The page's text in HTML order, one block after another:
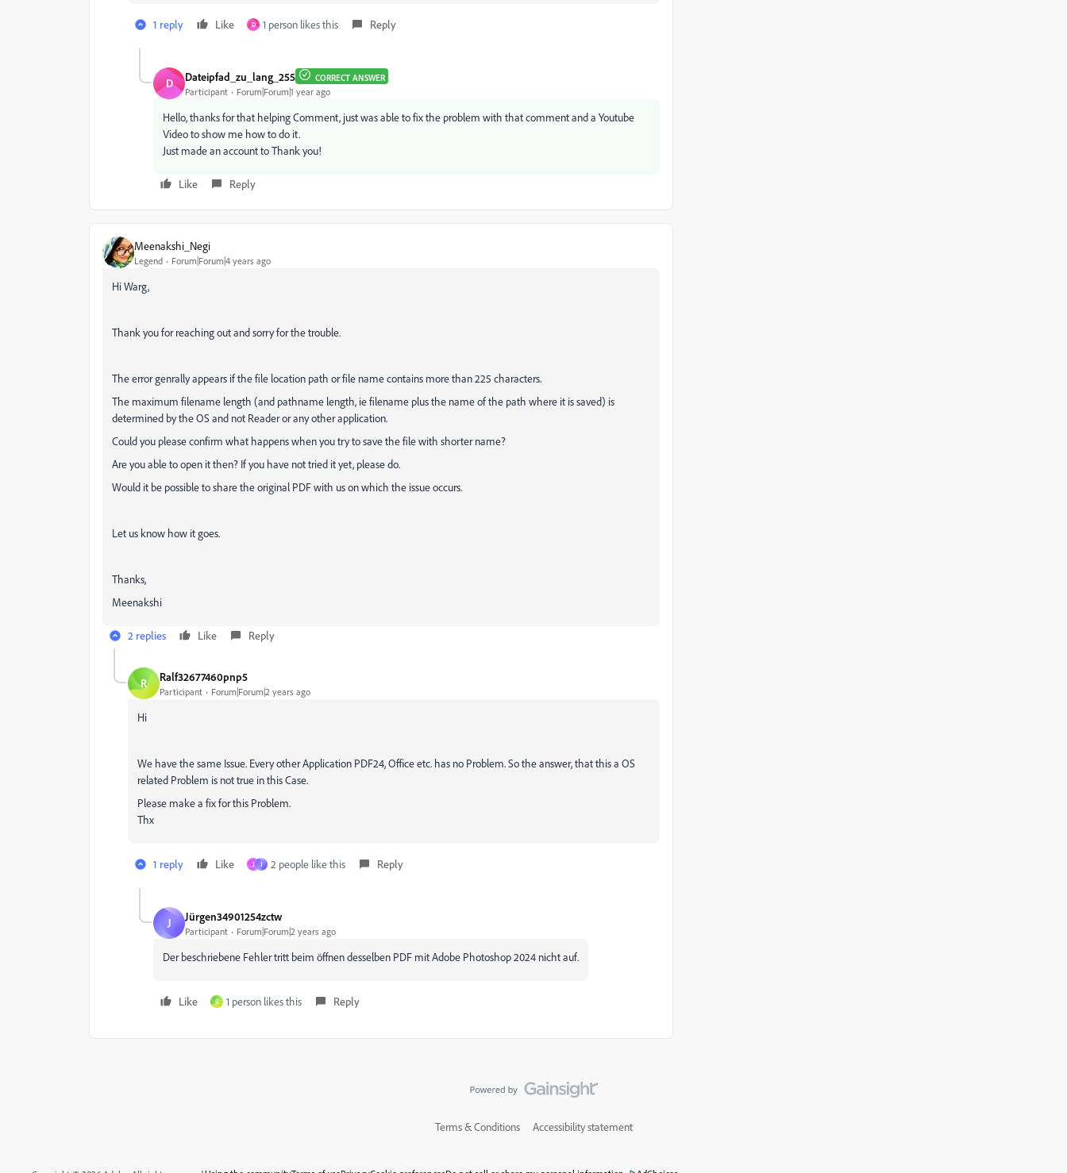
1 reply Like D 1 person likes this Reply
D Dateipfad_zu_lang_255 CORRECT ANSWER
Participant Forum|Forum|1 year ago
Hello, thanks for that helping Comment, just was able to fix the problem with that comment and a Youtube
Video to show me how to do it.
Just made an account to Thank you!
Like Reply
Meenakshi_Negi
Legend Forum|Forum|4 years ago
Hi Warg,
Thank you for reaching out and sorry for the trouble.
The error genrally appears if the file location path or file name contains more than 225 characters.
The maximum filename length (and pathname length, ie filename plus the name of the path where it is saved) is
determined by the OS and not Reader or any other application.
Could you please confirm what happens when you try to save the file with shorter name?
Are you able to open it then? If you have not tried it yet, please do.
Would it be possible to share the original PDF with us on which the issue occurs.
Let us know how it goes.
Thanks,
Meenakshi
2 replies Like Reply
R Ralf32677460pnp5
Participant Forum|Forum|2 years ago
Hi
We have the same Issue. Every other Application PDF24, Office etc. has no Problem. So the answer, that this a OS
related Problem is not true in this Case.
Please make a fix for this Problem.
Thx
1 reply Like J J 2 people like this Reply
J Jürgen34901254zctw
Participant Forum|Forum|2 years ago
Der beschriebene Fehler tritt beim öffnen desselben PDF mit Adobe Photoshop 2024 nicht auf.
Like R 1 person likes this Reply
Terms & Conditions Accessibility statement